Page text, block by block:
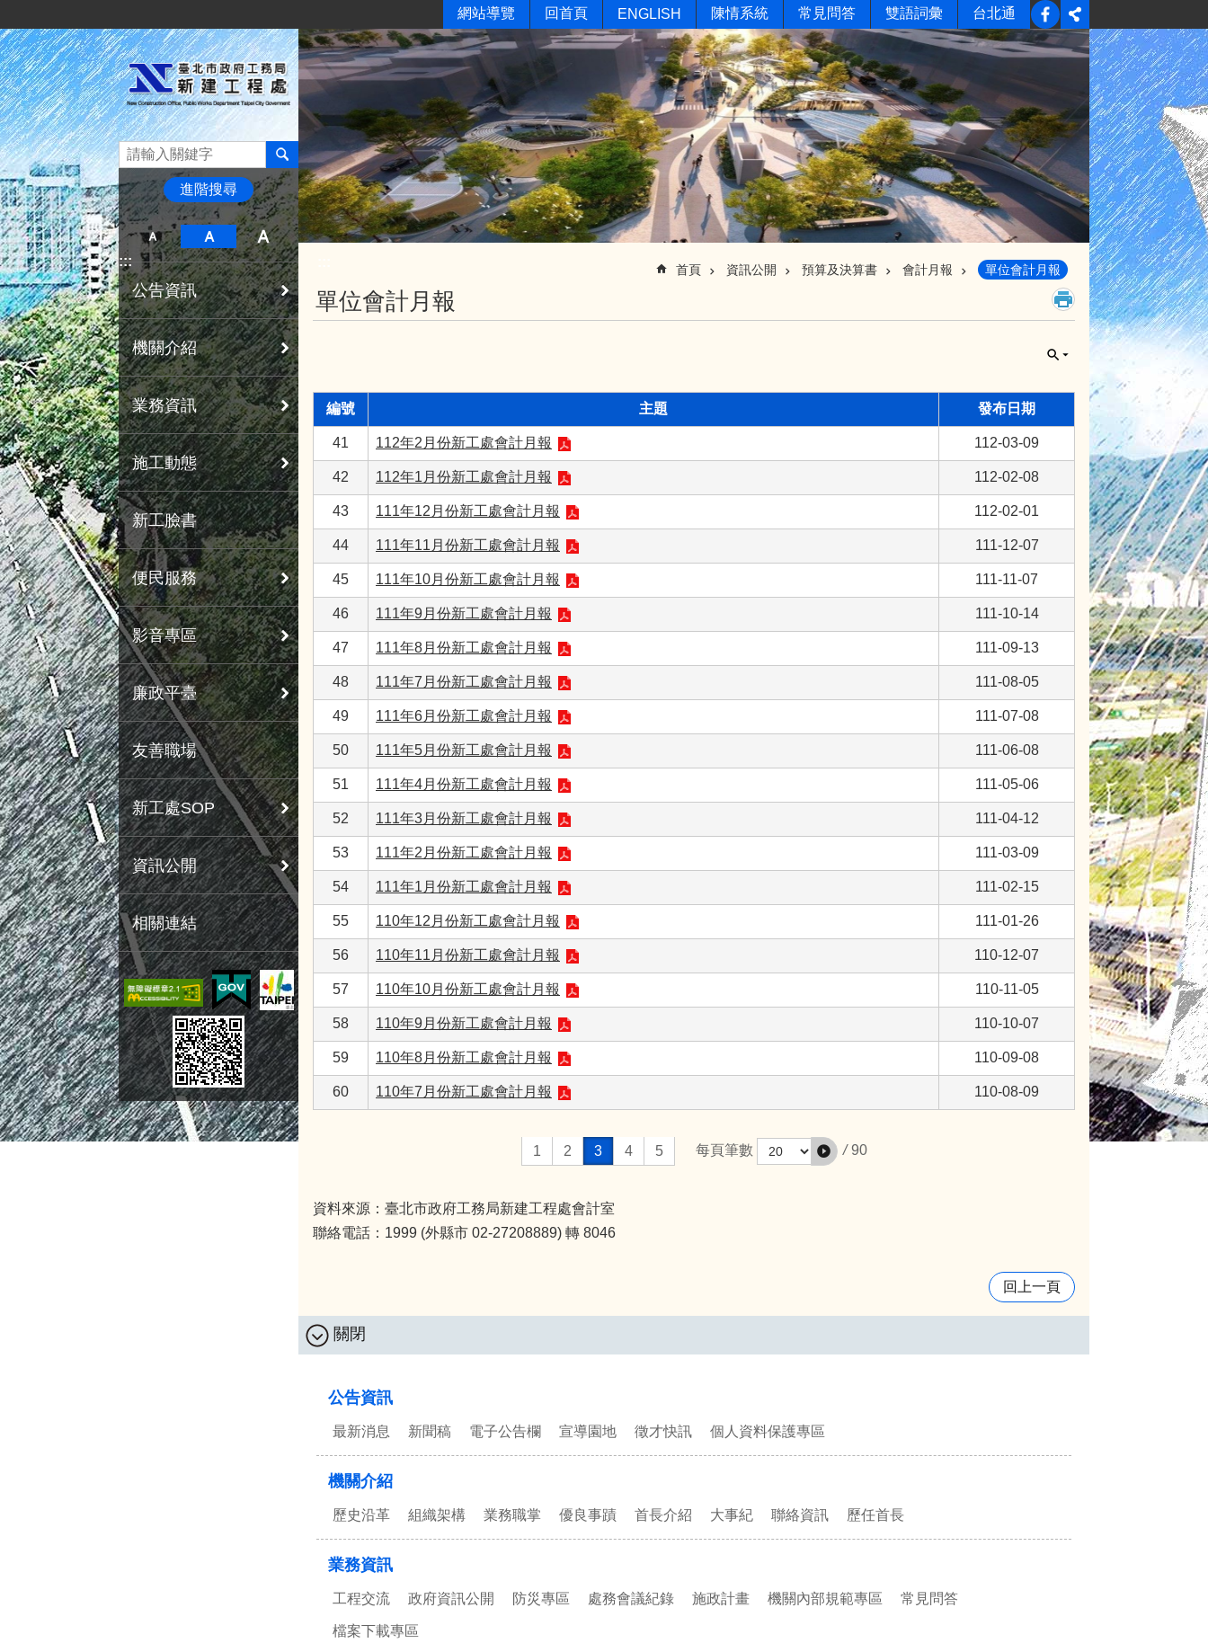
網站導覽 回首頁 ENGLISH 陳情系統 常見問答 雙語詞彙 台北通
進階搜尋
:::
公告資訊
機關介紹
業務資訊
施工動態
新工臉書
便民服務
影音專區
廉政平臺
友善職場
新工處SOP
資訊公開
相關連結
首頁 資訊公開 預算及決算書 會計月報 單位會計月報
單位會計月報
編號 主題 發布日期
41 112年2月份新工處會計月報 112-03-09
42 112年1月份新工處會計月報 112-02-08
43 111年12月份新工處會計月報 112-02-01
44 111年11月份新工處會計月報 111-12-07
45 111年10月份新工處會計月報 111-11-07
46 111年9月份新工處會計月報 111-10-14
47 111年8月份新工處會計月報 111-09-13
48 111年7月份新工處會計月報 111-08-05
49 111年6月份新工處會計月報 111-07-08
50 111年5月份新工處會計月報 111-06-08
51 111年4月份新工處會計月報 111-05-06
52 111年3月份新工處會計月報 111-04-12
53 111年2月份新工處會計月報 111-03-09
54 111年1月份新工處會計月報 111-02-15
55 110年12月份新工處會計月報 111-01-26
56 110年11月份新工處會計月報 110-12-07
57 110年10月份新工處會計月報 110-11-05
58 110年9月份新工處會計月報 110-10-07
59 110年8月份新工處會計月報 110-09-08
60 110年7月份新工處會計月報 110-08-09
1 2 3 4 5 每頁筆數 / 90
資料來源：臺北市政府工務局新建工程處會計室
聯絡電話：1999 (外縣市 02-27208889) 轉 8046
回上一頁
關閉
公告資訊
最新消息 新聞稿 電子公告欄 宣導園地 徵才快訊 個人資料保護專區
機關介紹
歷史沿革 組織架構 業務職掌 優良事蹟 首長介紹 大事紀 聯絡資訊 歷任首長
業務資訊
工程交流 政府資訊公開 防災專區 處務會議紀錄 施政計畫 機關內部規範專區 常見問答
檔案下載專區